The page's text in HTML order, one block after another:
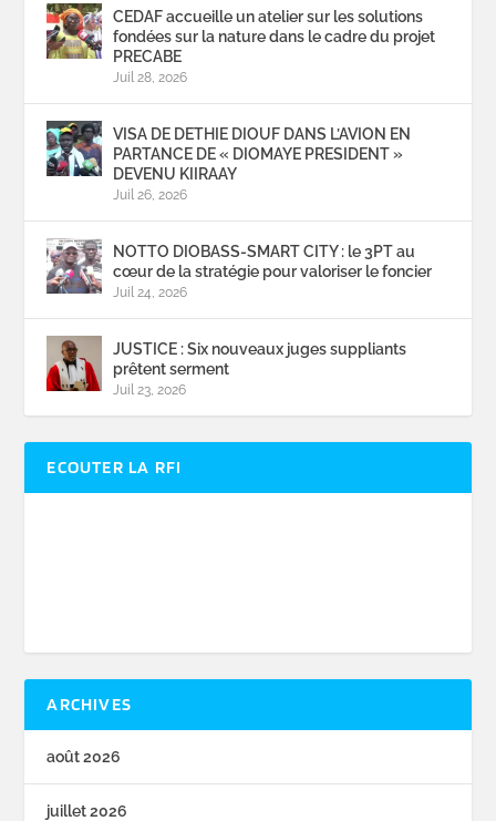
CEDAF accueille un atelier sur les solutions
fondées sur la nature dans le cadre du projet
PRECABE
Juil 28, 2026
VISA DE DETHIE DIOUF DANS L’AVION EN
PARTANCE DE « DIOMAYE PRESIDENT »
DEVENU KIIRAAY
Juil 26, 2026
NOTTO DIOBASS-SMART CITY : le 3PT au
cœur de la stratégie pour valoriser le foncier
Juil 24, 2026
JUSTICE : Six nouveaux juges suppliants
prêtent serment
Juil 23, 2026
ECOUTER LA RFI
ARCHIVES
août 2026
juillet 2026